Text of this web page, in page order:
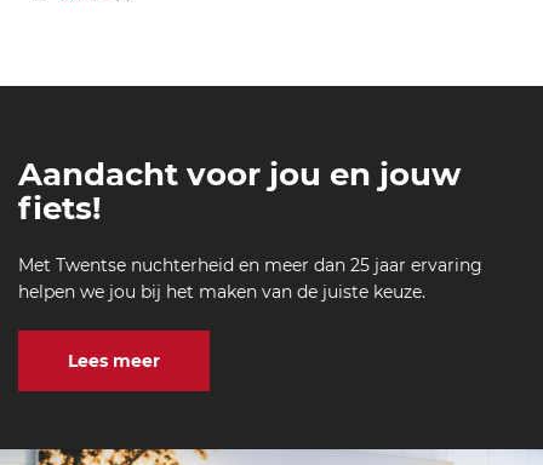
Aandacht voor jou en jouw
fiets!
Met Twentse nuchterheid en meer dan 25 jaar ervaring
helpen we jou bij het maken van de juiste keuze.
Lees meer